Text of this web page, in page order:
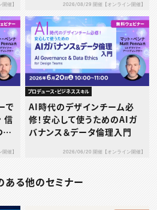
催】 2026/08/29 開催【オンライン開催】
で
信
催】
プロデュース・ビジネススキル
AI時代のデザインチーム必
修！安心して使うためのAIガ
バナンス＆データ倫理入門
2026/06/20 開催【オンライン開催】
ある他のセミナー